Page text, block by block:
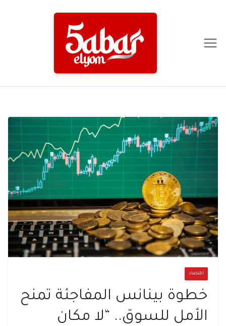
اقتصاد
خطوة بينانس المفاجئة تمنح
الأمل للسوق.. “لا مكان